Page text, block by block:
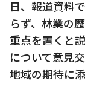
日、報道資料
らず、林業の
重点を置くと
について意見
地域の期待に